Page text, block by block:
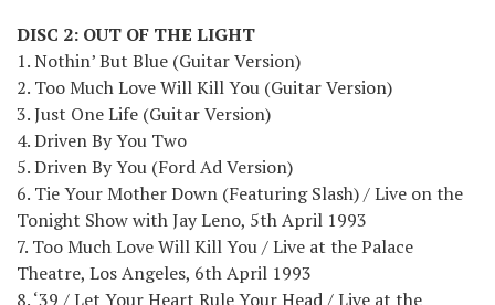
DISC 2: OUT OF THE LIGHT
1. Nothin’ But Blue (Guitar Version)
2. Too Much Love Will Kill You (Guitar Version)
3. Just One Life (Guitar Version)
4. Driven By You Two
5. Driven By You (Ford Ad Version)
6. Tie Your Mother Down (Featuring Slash) / Live on the
Tonight Show with Jay Leno, 5th April 1993
7. Too Much Love Will Kill You / Live at the Palace
Theatre, Los Angeles, 6th April 1993
8. ‘39 / Let Your Heart Rule Your Head / Live at the